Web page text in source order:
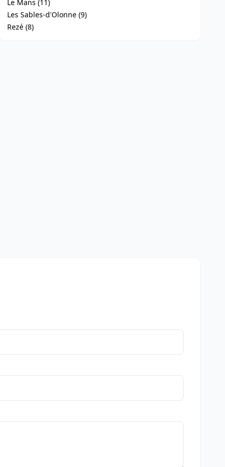
Le Mans (11)
Les Sables-d'Olonne (9)
Rezé (8)